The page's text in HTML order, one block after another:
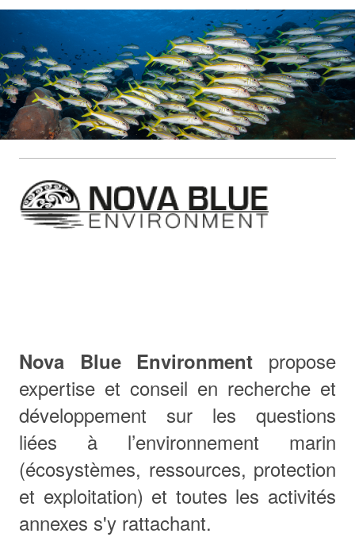
Nova Blue Environment propose
expertise et conseil en recherche et
développement sur les questions
liées à l’environnement marin
(écosystèmes, ressources, protection
et exploitation) et toutes les activités
annexes s'y rattachant.